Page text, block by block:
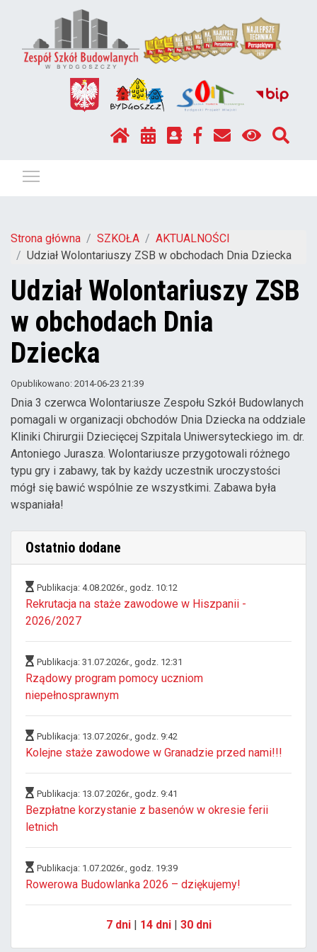
Strona główna SZKOŁA
AKTUALNOŚCI
Udział Wolontariuszy ZSB w obchodach Dnia Dziecka
Udział Wolontariuszy ZSB
w obchodach Dnia
Dziecka
Opublikowano: 2014-06-23 21:39
Dnia 3 czerwca Wolontariusze Zespołu Szkół Budowlanych
pomagali w organizacji obchodów Dnia Dziecka na oddziale
Kliniki Chirurgii Dziecięcej Szpitala Uniwersyteckiego im. dr.
Antoniego Jurasza. Wolontariusze przygotowali różnego
typu gry i zabawy, tak by każdy uczestnik uroczystości
mógł się bawić wspólnie ze wszystkimi. Zabawa była
wspaniała!
Ostatnio dodane
Publikacja: 4.08.2026r., godz. 10:12
Rekrutacja na staże zawodowe w Hiszpanii -
2026/2027
Publikacja: 31.07.2026r., godz. 12:31
Rządowy program pomocy uczniom
niepełnosprawnym
Publikacja: 13.07.2026r., godz. 9:42
Kolejne staże zawodowe w Granadzie przed nami!!!
Publikacja: 13.07.2026r., godz. 9:41
Bezpłatne korzystanie z basenów w okresie ferii
letnich
Publikacja: 1.07.2026r., godz. 19:39
Rowerowa Budowlanka 2026 – dziękujemy!
7 dni| 14 dni| 30 dni